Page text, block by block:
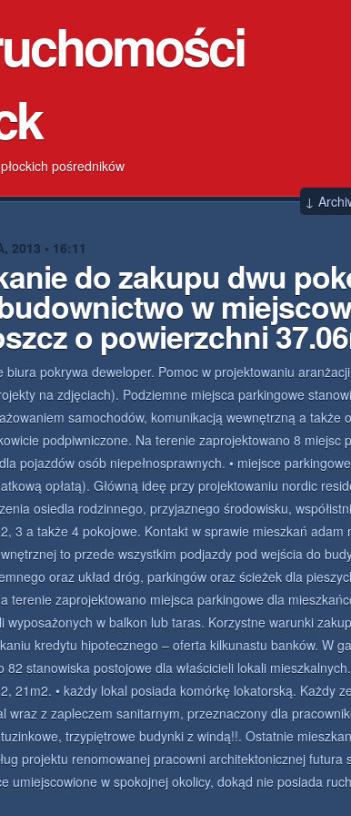
pośredników
↓
2013 • 16:11
do zakupu dwu
w
o powierzchni
biura pokrywa deweloper. Pomoc w projektowaniu
na zdjęciach). Podziemne miejsca parkingowe
samochodów, komunikacją wewnętrzną a także
podpiwniczone. Na terenie zaprojektowano 8 miejsc
pojazdów osób niepełnosprawnych. • miejsce
opłatą). Główną ideę przy projektowaniu nordic
osiedla rodzinnego, przyjaznego środowisku,
3 a także 4 pokojowe. Kontakt w sprawie mieszkań adam
to przede wszystkim podjazdy pod wejścia do
oraz układ dróg, parkingów oraz ścieżek dla
terenie zaprojektowano miejsca parkingowe dla
wyposażonych w balkon lub taras. Korzystne warunki
kredytu hipotecznego – oferta kilkunastu banków. W
82 stanowiska postojowe dla właścicieli lokali
21m2. • każdy lokal posiada komórkę lokatorską. Każdy
wraz z zapleczem sanitarnym, przeznaczony dla
trzypiętrowe budynki z windą!!. Ostatnie
projektu renomowanej pracowni architektonicznej futura
umiejscowione w spokojnej okolicy, dokąd nie posiada